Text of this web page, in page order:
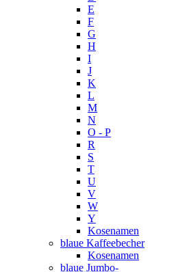
E
F
G
H
I
J
K
L
M
N
O - P
R
S
T
U
V
W
Y
Kosenamen
blaue Kaffeebecher
Kosenamen
blaue Jumbo-